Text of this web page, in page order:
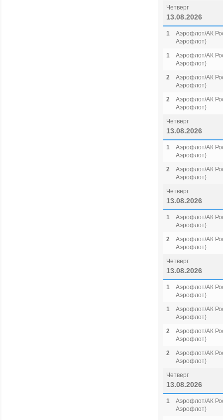
Четверг
13.08.2026
1
Аэрофлот/АК
Аэрофлот)
1
Аэрофлот/АК
Аэрофлот)
2
Аэрофлот/АК
Аэрофлот)
2
Аэрофлот/АК
Аэрофлот)
Четверг
13.08.2026
1
Аэрофлот/АК
Аэрофлот)
2
Аэрофлот/АК
Аэрофлот)
Четверг
13.08.2026
1
Аэрофлот/АК
Аэрофлот)
2
Аэрофлот/АК
Аэрофлот)
Четверг
13.08.2026
1
Аэрофлот/АК
Аэрофлот)
1
Аэрофлот/АК
Аэрофлот)
2
Аэрофлот/АК
Аэрофлот)
2
Аэрофлот/АК
Аэрофлот)
Четверг
13.08.2026
1
Аэрофлот/АК
Аэрофлот)